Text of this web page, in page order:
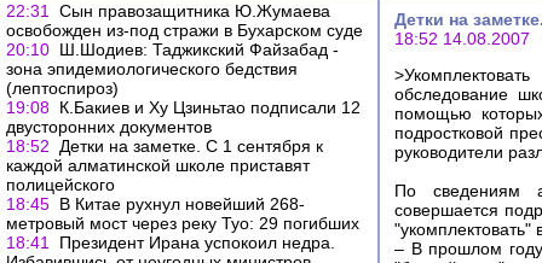
22:31
Сын правозащитника Ю.Жумаева
освобожден из-под стражи в Бухарском суде
20:10 Ш.Шодиев: Таджикский Файзабад -
зона эпидемиологического бедствия
(лептоспироз)
19:08 К.Бакиев и Ху Цзиньтао подписали 12
двусторонних документов
18:52
Детки на заметке. С 1 сентября к
каждой алматинской школе приставят
полицейского
18:45 В Китае рухнул новейший 268-
метровый мост через реку Туо: 29 погибших
18:41
Президент Ирана успокоил недра.
Детки на
18:52 14.08.2007
обследование
помощью
подростковой
руководители
По сведениям
совершается
– В прошлом году